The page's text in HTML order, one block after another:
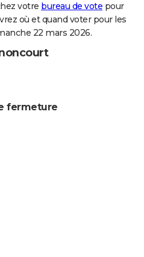
votre bureau de vote pour
où et quand voter pour les
22 mars 2026.
fermeture